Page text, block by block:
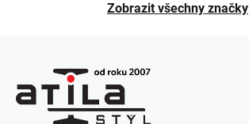
Zobrazit všechny značky